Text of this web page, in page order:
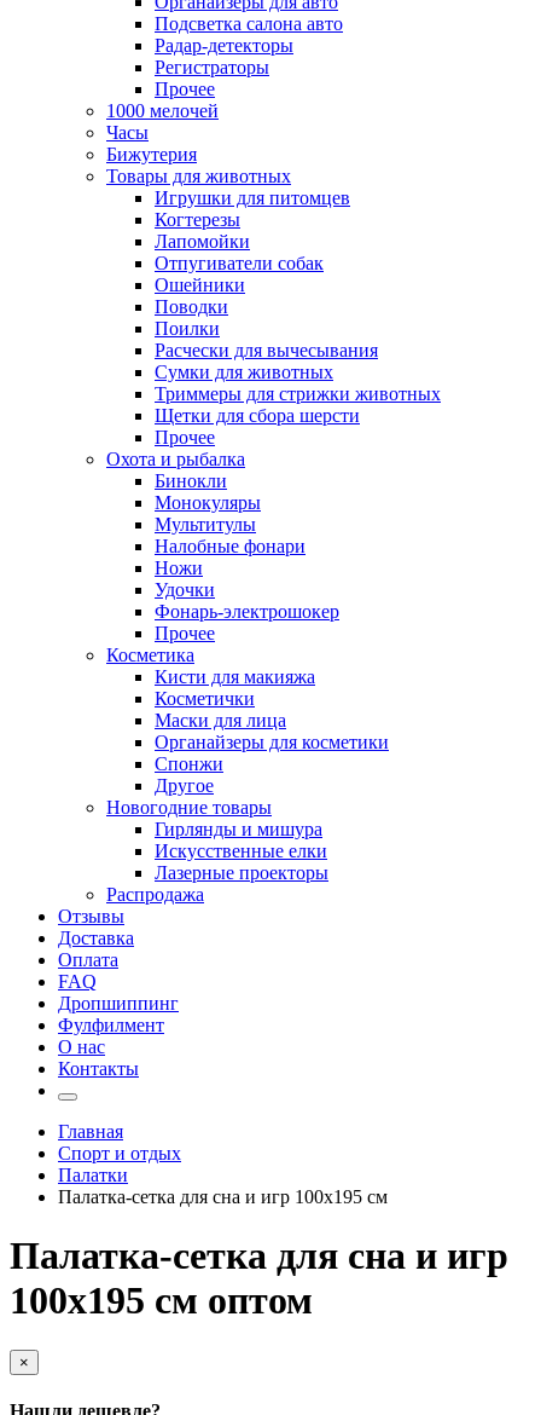
Подсветка салона авто
Радар-детекторы
Регистраторы
Прочее
1000 мелочей
Часы
Бижутерия
Товары для животных
Игрушки для питомцев
Когтерезы
Лапомойки
Отпугиватели собак
Ошейники
Поводки
Поилки
Расчески для вычесывания
Сумки для животных
Триммеры для стрижки животных
Щетки для сбора шерсти
Прочее
Охота и рыбалка
Бинокли
Монокуляры
Мультитулы
Налобные фонари
Ножи
Удочки
Фонарь-электрошокер
Прочее
Косметика
Кисти для макияжа
Косметички
Маски для лица
Органайзеры для косметики
Спонжи
Другое
Новогодние товары
Гирлянды и мишура
Искусственные елки
Лазерные проекторы
Распродажа
Отзывы
Доставка
Оплата
FAQ
Дропшиппинг
Фулфилмент
О нас
Контакты
Главная
Спорт и отдых
Палатки
Палатка-сетка для сна и игр 100х195 см
Палатка-сетка для сна и игр
100х195 см оптом
×